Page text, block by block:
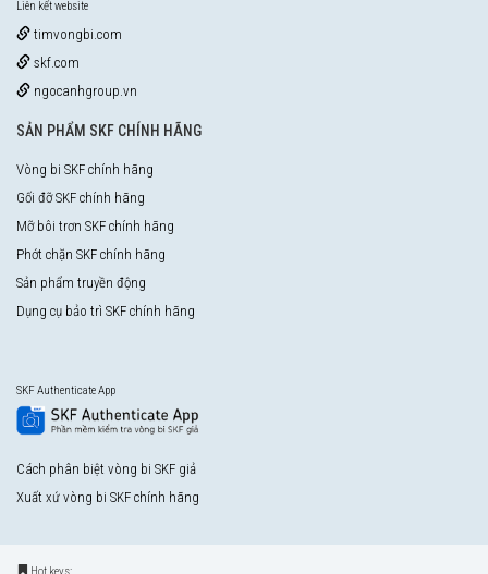
Liên kết website
timvongbi.com
skf.com
ngocanhgroup.vn
SẢN PHẨM SKF CHÍNH HÃNG
Vòng bi SKF chính hãng
Gối đỡ SKF chính hãng
Mỡ bôi trơn SKF chính hãng
Phớt chặn SKF chính hãng
Sản phẩm truyền động
Dụng cụ bảo trì SKF chính hãng
SKF Authenticate App
Cách phân biệt vòng bi SKF giả
Xuất xứ vòng bi SKF chính hãng
Hot keys: